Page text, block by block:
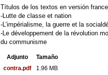
Títulos de los textos en versión
-Lutte de classe et nation
-L’impérialisme, la guerre et la
-Le développement de la révolution
du communisme
Adjunto
Tamaño
contra.pdf
1.96 MB